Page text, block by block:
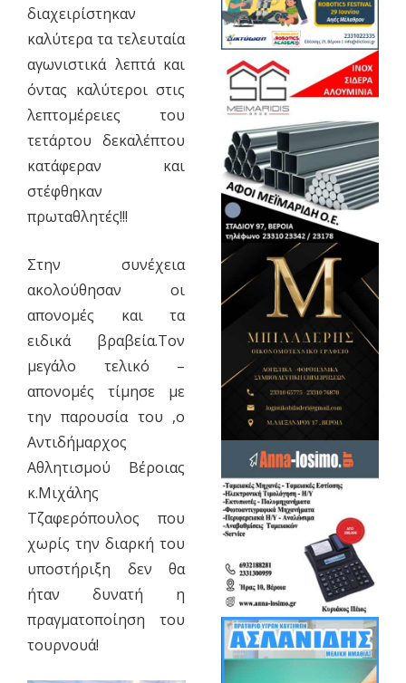
διαχειρίστηκαν
καλύτερα τα τελευταία
αγωνιστικά λεπτά και
όντας καλύτεροι στις
λεπτομέρειες του
τετάρτου δεκαλέπτου
κατάφεραν και
στέφθηκαν
πρωταθλητές!!!
Στην συνέχεια
ακολούθησαν οι
απονομές και τα
ειδικά βραβεία.Τον
μεγάλο τελικό –
απονομές τίμησε με
την παρουσία του ,ο
Αντιδήμαρχος
Αθλητισμού Βέροιας
κ.Μιχάλης
Τζαφερόπουλος που
χωρίς την διαρκή του
υποστήριξη δεν θα
ήταν δυνατή η
πραγματοποίηση του
τουρνουά!